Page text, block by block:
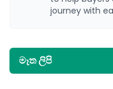
journey with
මෑත ලිපි